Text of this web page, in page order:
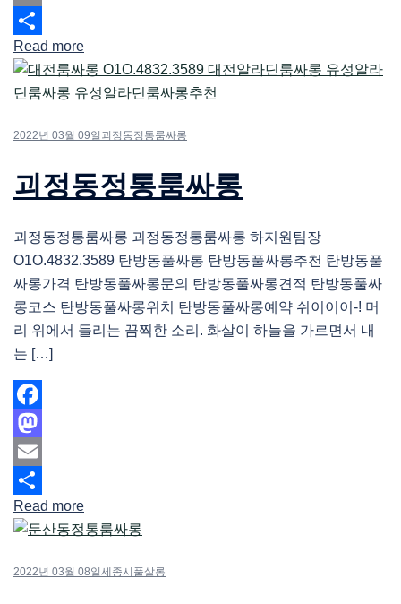
Email
Share
Read more
2022년 03월 09일 괴정동정통룸싸롱
괴정동정통룸싸롱
괴정동정통룸싸롱 괴정동정통룸싸롱 하지원팀장
O1O.4832.3589 탄방동풀싸롱 탄방동풀싸롱추천 탄방동풀
싸롱가격 탄방동풀싸롱문의 탄방동풀싸롱견적 탄방동풀싸
롱코스 탄방동풀싸롱위치 탄방동풀싸롱예약 쉬이이이-! 머
리 위에서 들리는 끔찍한 소리. 화살이 하늘을 가르면서 내
는 […]
Facebook
Mastodon
Email
Share
Read more
2022년 03월 08일 세종시풀살롱